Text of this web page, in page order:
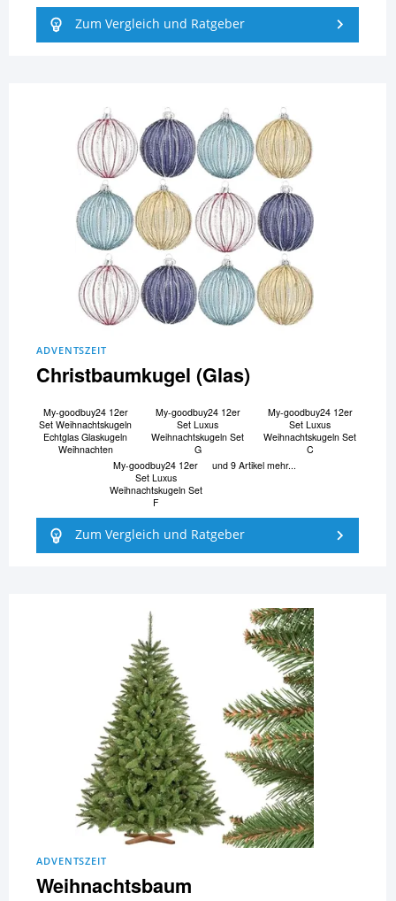
Zum Vergleich und Ratgeber
ADVENTSZEIT
Christbaumkugel (Glas)
My-goodbuy24 12er
Set Weihnachtskugeln
Echtglas Glaskugeln
Weihnachten
My-goodbuy24 12er
Set Luxus
Weihnachtskugeln Set
G
My-goodbuy24 12er
Set Luxus
Weihnachtskugeln Set
C
My-goodbuy24 12er
Set Luxus
Weihnachtskugeln Set
F
und 9 Artikel mehr...
Zum Vergleich und Ratgeber
ADVENTSZEIT
Weihnachtsbaum